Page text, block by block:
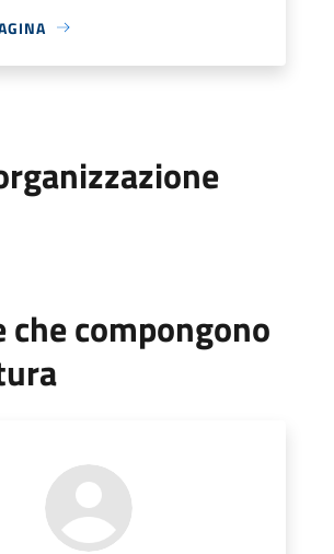
che compongono